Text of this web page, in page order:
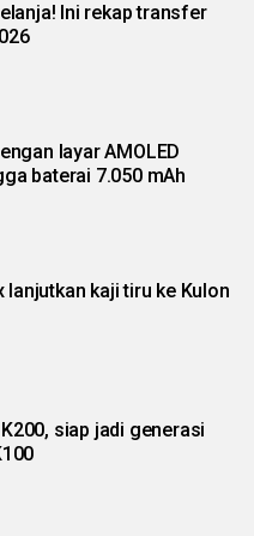
Ini rekap transfer
layar AMOLED
baterai 7.050 mAh
lanjutkan kaji tiru ke Kulon
siap jadi generasi